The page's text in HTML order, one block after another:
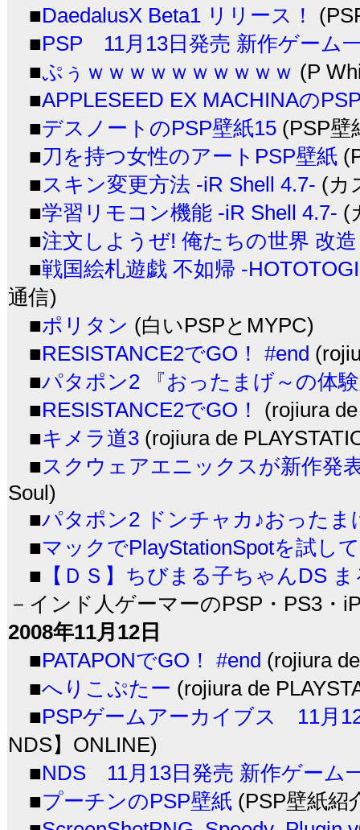
■DaedalusX Beta1 リリース！
■PSP 11月13日発売 新作ゲーム
■ぷぅｗｗｗｗｗｗｗｗｗｗ (P
■APPLESEED EX MACHINAの
■デスノートのPSP壁紙15 (PSP壁
■刀を持つ女性のアートPSP壁紙
■スキン変更方法 -iR Shell 4.7- (カ
■学習リモコン機能 -iR Shell 4.7- (
■注文しようぜ! 俺たちの世界 改
■戦国絵札遊戯 不如帰 -
通信)
■ポリタン (白いPSPとMYPC)
■RESISTANCE2でGO！ #end
■パタポン2 『おったまげ～の体
■RESISTANCE2でGO！
(rojiura
■キメラ道3 (rojiura de
■スクウェアエニックスが新作発
Soul)
■パタポン2 ドンチャカ♪おったま
■マックでPlayStationSpotを試し
■ 【ＤＳ】ちびまる子ちゃんDS
－インド人ゲーマーのPSP・PS3・
2008年11月12日
■PATAPONでGO！ #end (rojiura
■へりこぷたー (rojiura de
■PSPゲームアーカイブス 11月
NDS】ONLINE)
■NDS 11月13日発売 新作ゲーム
■プーチンのPSP壁紙 (PSP壁紙紹